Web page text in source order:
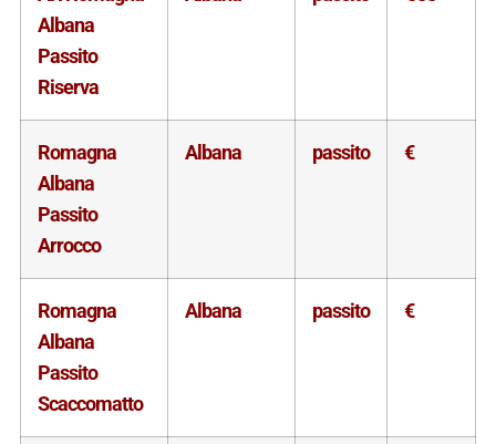
Albana
Passito
Riserva
Romagna
Albana
Passito
Arrocco
Albana passito €
Romagna
Albana
Passito
Scaccomatto
Albana passito €